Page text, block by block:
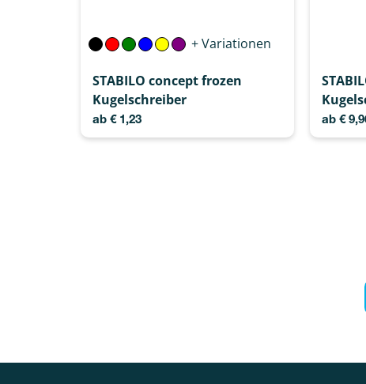
+ Variationen
STABILO concept frozen
Kugelschreiber
ab €1,23 ab €